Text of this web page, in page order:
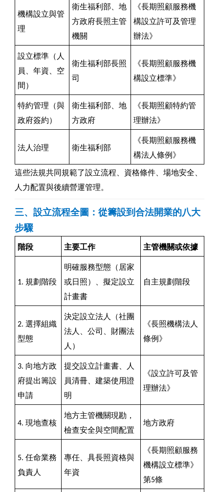
機構設立與管
理
衛生福利部、地
方政府長照主管
機關
《長期照顧服務機
構設立許可及管理
辦法》
設立標準（人
員、年資、空
間）
衛生福利部長照
司
《長期照顧服務機
構設立標準》
特約管理（與
政府簽約）
衛生福利部、地
方政府
《長期照顧特約管
理辦法》
法人治理 衛生福利部
《長期照顧服務機
構法人條例》
這些法規共同規範了設立流程、資格條件、場地安全、
人力配置與後續營運管理。
三、設立流程全圖：從籌設到合法開業的八大
步驟
階段 主要工作 主管機關或依據
1. 規劃階段
明確服務型態（居家
或日照）、擬定設立
計畫書
自主規劃階段
2. 選擇組織
型態
決定設立法人（社團
法人、公司、財團法
人）
《長照機構法人
條例》
3. 向地方政
府提出籌設
申請
提交設立計畫書、人
員清冊、建築使用證
明
《設立許可及管
理辦法》
4. 現地查核
地方主管機關現勘，
檢查安全與空間配置
地方政府
5. 任命業務
負責人
專任、具長照資格與
年資
《長期照顧服務
機構設立標準》
第5條